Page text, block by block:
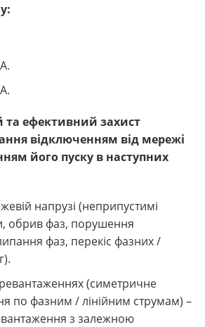
та ефективний захист
відключенням від мережі
його пуску в наступних
напрузі (неприпустимі
обрив фаз, порушення
фаз, перекіс фазних /
(симетричне
по фазним / лінійним струмам) –
з залежною